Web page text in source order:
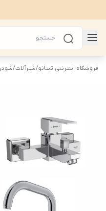
فروشگاه اینترنتی تیتانو/شیرآلات/شودر SHOUDER